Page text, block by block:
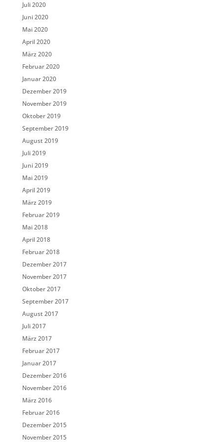
Juli 2020
Juni 2020
Mai 2020
April 2020
März 2020
Februar 2020
Januar 2020
Dezember 2019
November 2019
Oktober 2019
September 2019
August 2019
Juli 2019
Juni 2019
Mai 2019
April 2019
März 2019
Februar 2019
Mai 2018
April 2018
Februar 2018
Dezember 2017
November 2017
Oktober 2017
September 2017
August 2017
Juli 2017
März 2017
Februar 2017
Januar 2017
Dezember 2016
November 2016
März 2016
Februar 2016
Dezember 2015
November 2015